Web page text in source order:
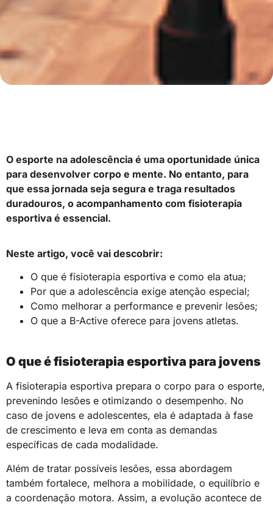
O esporte na adolescência é uma oportunidade única
para desenvolver corpo e mente. No entanto, para
que essa jornada seja segura e traga resultados
duradouros, o acompanhamento com fisioterapia
esportiva é essencial.
Neste artigo, você vai descobrir:
O que é fisioterapia esportiva e como ela atua;
Por que a adolescência exige atenção especial;
Como melhorar a performance e prevenir lesões;
O que a B-Active oferece para jovens atletas.
O que é fisioterapia esportiva para jovens
A fisioterapia esportiva prepara o corpo para o esporte,
prevenindo lesões e otimizando o desempenho. No
caso de jovens e adolescentes, ela é adaptada à fase
de crescimento e leva em conta as demandas
específicas de cada modalidade.
Além de tratar possíveis lesões, essa abordagem
também fortalece, melhora a mobilidade, o equilíbrio e
a coordenação motora. Assim, a evolução acontece de